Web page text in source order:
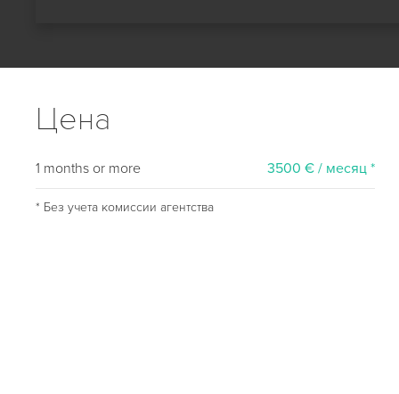
Цена
1 months or more 3500 € / месяц *
* Без учета комиссии агентства